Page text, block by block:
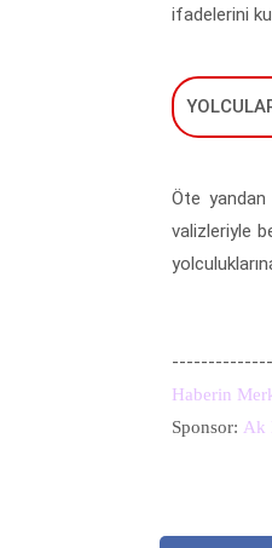
ifadelerini
Öte
valizleriyle
Haberin
Sponsor: Ak